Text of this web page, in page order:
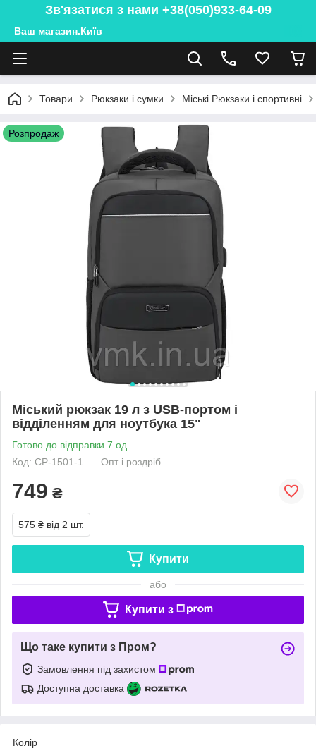
Зв'язатися з нами +38(050)933-64-09
Ваш магазин.Київ
Товари Рюкзаки і сумки Міські Рюкзаки і спортивні
Розпродаж
Міський рюкзак 19 л з USB-портом і
відділенням для ноутбука 15"
Готово до відправки 7 од.
Код: СР-1501-1
Опт і роздріб
749 ₴
575 ₴ від 2 шт.
Купити
або
Купити з
Що таке купити з Пром?
Замовлення під захистом
Доступна доставка
Колір